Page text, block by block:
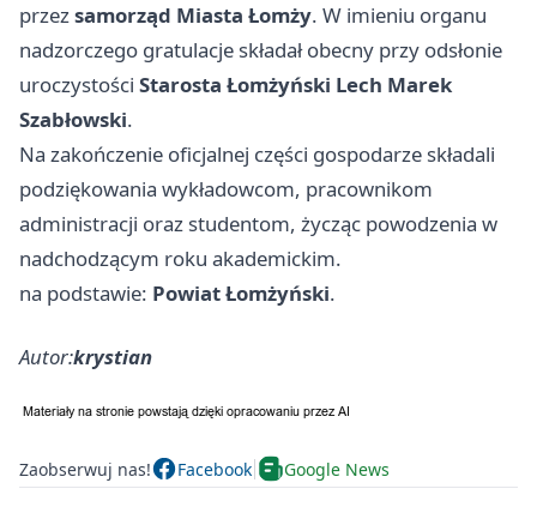
przezsamorząd Miasta Łomży. W imieniu organu
nadzorczego gratulacje składał obecny przy odsłonie
uroczystości Starosta Łomżyński Lech Marek
Szabłowski.
Na zakończenie oficjalnej części gospodarze składali
podziękowania wykładowcom, pracownikom
administracji oraz studentom, życząc powodzenia w
nadchodzącym roku akademickim.
na podstawie: Powiat Łomżyński.
Autor:krystian
Zaobserwuj nas! Facebook Google News